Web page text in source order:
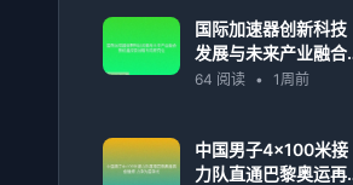
国际加速器创新科技
发展与未来产业融合
新机遇探索战略布局
64 阅读 • 1周前
中国男子4×100米接
力队直通巴黎奥运再